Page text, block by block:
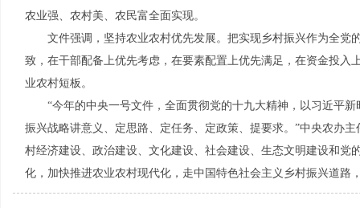
农业强、农村美、农民富全面实现。
文件强调，坚持农业农村优先发展。把实现乡村振兴作为全党
致，在干部配备上优先考虑，在要素配置上优先满足，在资金投入
业农村短板。
“今年的中央一号文件，全面贯彻党的十九大精神，以习近平新
振兴战略讲意义、定思路、定任务、定政策、提要求。”中央农办
村经济建设、政治建设、文化建设、社会建设、生态文明建设和党
化，加快推进农业农村现代化，走中国特色社会主义乡村振兴道路